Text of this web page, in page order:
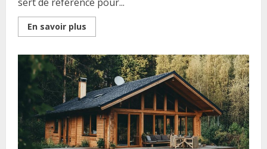
En savoir plus
more
Cadastrale
:
Guide
Pratique
pour
Faire
Rectifier
une
Erreur
au
Cadastre